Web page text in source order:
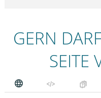
GERN
SEITE